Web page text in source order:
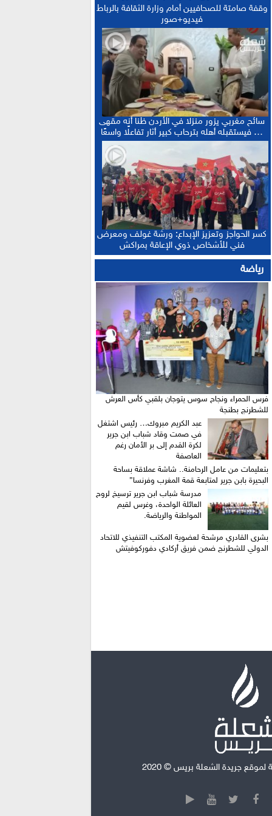
وقفة صامتة للصحافيين أمام وزارة الثقافة بالرباط
فيديو+صور
سائح مغربي يزور منزلا في الأردن ظنا أنه مقهى
… فيستقبله أهله بترحاب كبير أثار تفاعلًا واسعًا
كسر الحواجز وتعزيز الإبداع: ورشة غولف ومعرض
فني للأشخاص ذوي الإعاقة بمراكش
رياضة
فرس الحمراء ونجاح سوس يتوجان بلقبي كأس العرش
للشطرنج بطنجة
عبد الكريم مبروك… رئيس اشتغل
في صمت وقاد شباب ابن جرير
لكرة القدم إلى بر الأمان رغم
العاصفة
بتعليمات من عامل الرحامنة.. شاشة عملاقة بساحة
البحيرة بابن جرير لمتابعة قمة المغرب وفرنسا”
​مدرسة شباب ابن جرير ترسيخ لروح
العائلة الواحدة، وغرس لقيم
المواطنة والرياضة.
بشرى القادري مرشحة لعضوية المكتب التنفيذي للاتحاد
الدولي للشطرنج ضمن فريق أركادي دفوركوفيتش
جريدة الشعلة بريس © 2020